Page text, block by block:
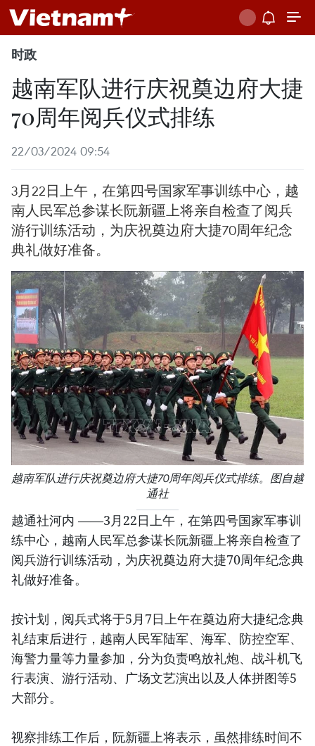
时政
越南军队进行庆祝奠边府大捷
70周年阅兵仪式排练
22/03/2024 09:54
3月22日上午，在第四号国家军事训练中心，越
南人民军总参谋长阮新疆上将亲自检查了阅兵
游行训练活动，为庆祝奠边府大捷70周年纪念
典礼做好准备。
越南军队进行庆祝奠边府大捷70周年阅兵仪式排练。图自越
通社
越通社河内 ——3月22日上午，在第四号国家军事训
练中心，越南人民军总参谋长阮新疆上将亲自检查了
阅兵游行训练活动，为庆祝奠边府大捷70周年纪念典
礼做好准备。
按计划，阅兵式将于5月7日上午在奠边府大捷纪念典
礼结束后进行，越南人民军陆军、海军、防控空军、
海警力量等力量参加，分为负责鸣放礼炮、战斗机飞
行表演、游行活动、广场文艺演出以及人体拼图等5
大部分。
视察排练工作后，阮新疆上将表示，虽然排练时间不